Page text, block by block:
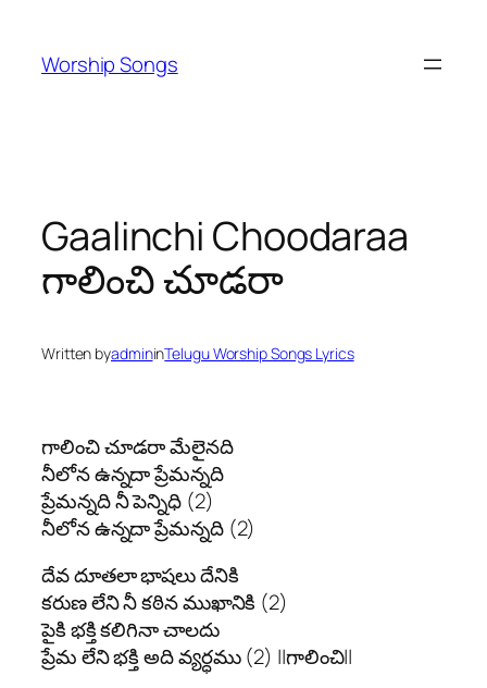
content
Worship Songs
Gaalinchi Choodaraa
గాలించి చూడరా
Written byadmininTelugu Worship Songs Lyrics
గాలించి చూడరా మేలైనది
నీలోన ఉన్నదా ప్రేమన్నది
ప్రేమన్నది నీ పెన్నిధి (2)
నీలోన ఉన్నదా ప్రేమన్నది (2)
దేవ దూతలా భాషలు దేనికి
కరుణ లేని నీ కఠిన ముఖానికి (2)
పైకి భక్తి కలిగినా చాలదు
ప్రేమ లేని భక్తి అది వ్యర్ధము (2) ||గాలించి||